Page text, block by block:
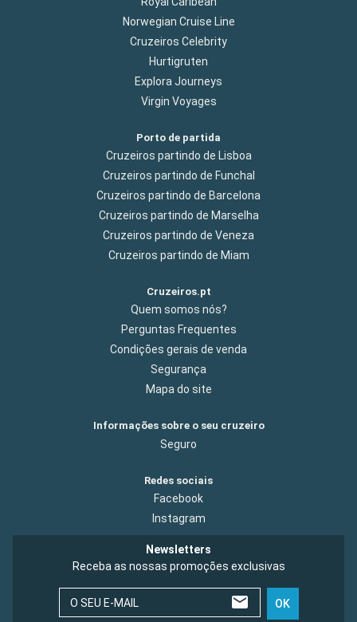
Norwegian Cruise Line
Cruzeiros Celebrity
Hurtigruten
Explora Journeys
Virgin Voyages
Porto de partida
Cruzeiros partindo de Lisboa
Cruzeiros partindo de Funchal
Cruzeiros partindo de Barcelona
Cruzeiros partindo de Marselha
Cruzeiros partindo de Veneza
Cruzeiros partindo de Miam
Cruzeiros.pt
Quem somos nós?
Perguntas Frequentes
Condições gerais de venda
Segurança
Mapa do site
Informações sobre o seu cruzeiro
Seguro
Redes sociais
Facebook
Instagram
Newsletters
Receba as nossas promoções exclusivas
O SEU E-MAIL OK